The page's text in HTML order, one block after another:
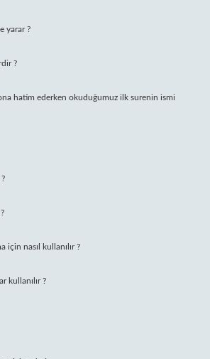
yarar ?
?
hatim ederken okuduğumuz ilk surenin ismi
nasıl kullanılır ?
kullanılır ?